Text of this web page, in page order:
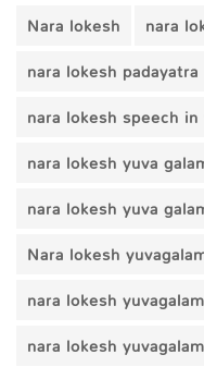
Nara lokesh
nara
nara lokesh padayatra
nara lokesh speech
nara lokesh yuva
nara lokesh yuva
Nara lokesh
nara lokesh
nara lokesh